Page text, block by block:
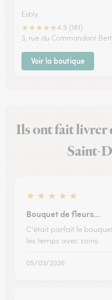
Esbly
★★★★★4.5 (181)
3, rue du Commandant
Voir la boutique
Ils ont fait livrer
Saint-
★ ★ ★ ★ ★
Bouquet de fleurs…
C'était parfait le
les temps avec soins.
05/03/2026